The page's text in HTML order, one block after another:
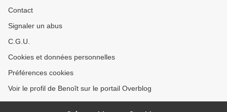
Contact
Signaler un abus
C.G.U.
Cookies et données personnelles
Préférences cookies
Voir le profil de Benoît sur le portail Overblog